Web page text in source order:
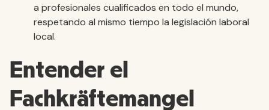
a profesionales cualificados en todo el mundo,
respetando al mismo tiempo la legislación laboral
local.
Entender el
Fachkräftemangel